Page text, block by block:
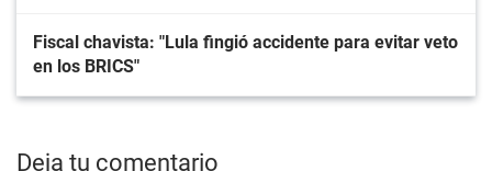
Fiscal chavista: "Lula fingió accidente para evitar veto
en los BRICS"
Deja tu comentario